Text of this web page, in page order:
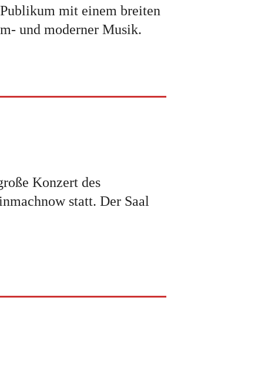
mit einem breiten
und moderner Musik.
Konzert des
statt. Der Saal